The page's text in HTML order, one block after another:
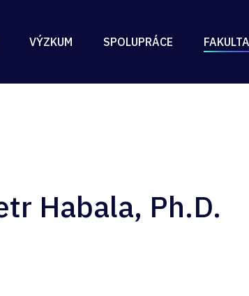
VÝZKUM SPOLUPRÁCE FAKULTA
Habala, Ph.D.